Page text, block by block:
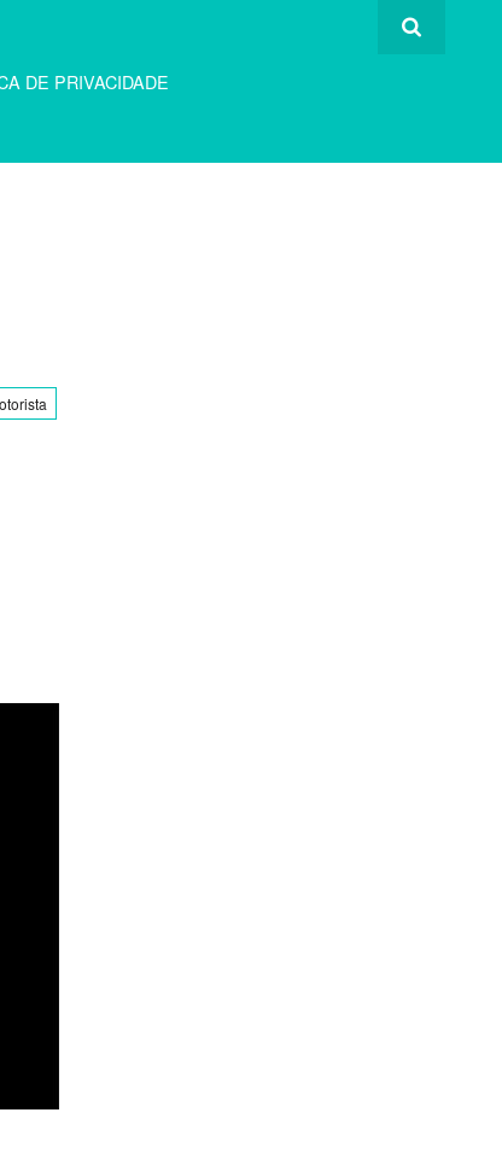
DE PRIVACIDADE